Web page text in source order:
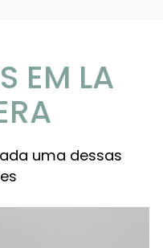
EM LA
uma dessas